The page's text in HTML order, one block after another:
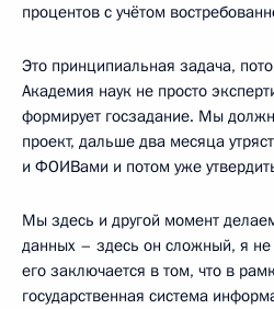
процентов с учётом
Это принципиальная задача,
Академия наук не просто
формирует госзадание. Мы
проект, дальше два месяца
и ФОИВами и потом уже
Мы здесь и другой момент
данных – здесь он сложный, я не
его заключается в том, что в
государственная система